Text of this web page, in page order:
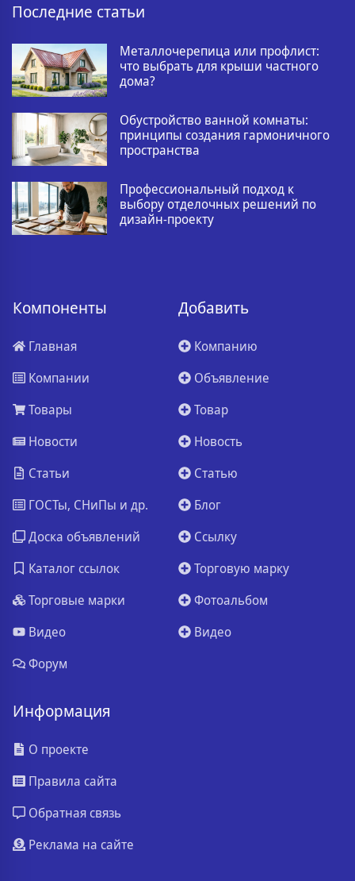
Последние статьи
Металлочерепица или профлист:
что выбрать для крыши частного
дома?
Обустройство ванной комнаты:
принципы создания гармоничного
пространства
Профессиональный подход к
выбору отделочных решений по
дизайн-проекту
Компоненты
Главная
Компании
Товары
Новости
Статьи
ГОСТы, СНиПы и др.
Доска объявлений
Каталог ссылок
Торговые марки
Видео
Форум
Добавить
Компанию
Объявление
Товар
Новость
Статью
Блог
Ссылку
Торговую марку
Фотоальбом
Видео
Информация
О проекте
Правила сайта
Обратная связь
Реклама на сайте